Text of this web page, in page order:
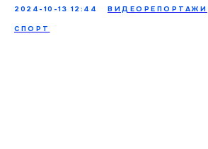
2024-10-13 12:44 ВИДЕОРЕПОРТАЖИ
СПОРТ